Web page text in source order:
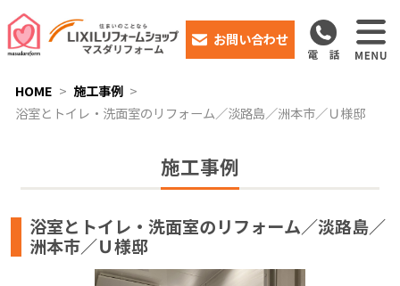
お問い合わせ
HOME
施工事例
浴室とトイレ・洗面室のリフォーム／淡路島／洲本市／Ｕ様邸
施工事例
浴室とトイレ・洗面室のリフォーム／淡路島／
洲本市／Ｕ様邸